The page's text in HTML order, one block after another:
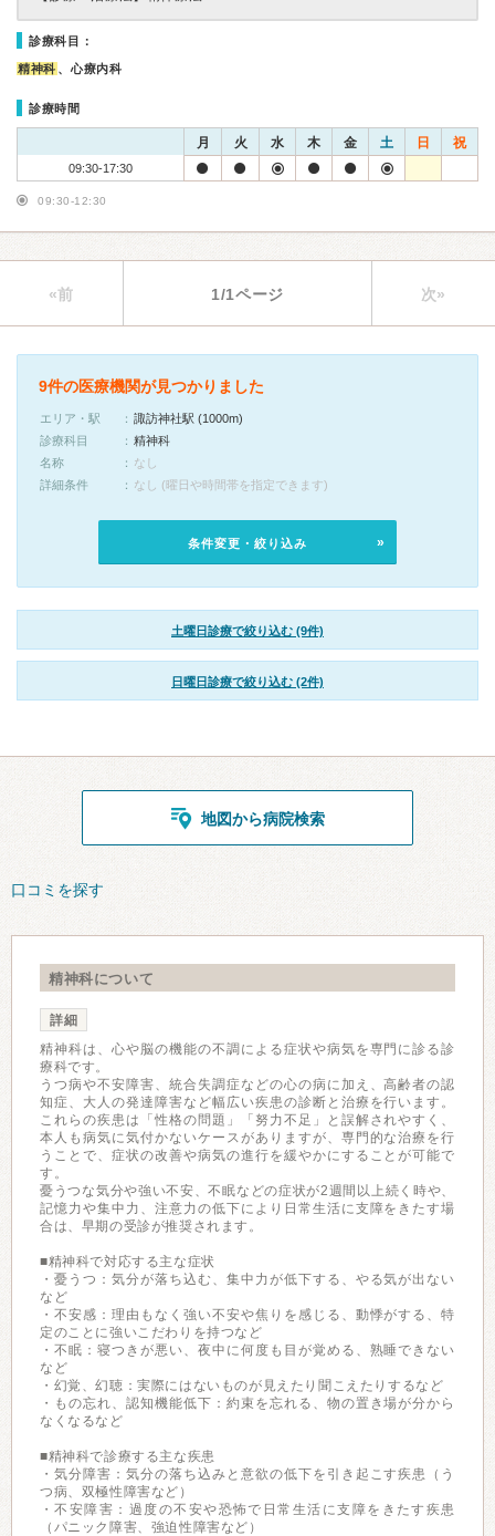
診療科目：
精神科 、心療内科
診療時間
月 火 水 木 金 土 日 祝
09:30-17:30
09:30-12:30
«前 1/1ページ 次»
9件の医療機関が見つかりました
エリア・駅
諏訪神社駅 (1000m)
診療科目
精神科
名称
なし
詳細条件
なし (曜日や時間帯を指定できます)
条件変更・絞り込み
土曜日診療で絞り込む (9件)
日曜日診療で絞り込む (2件)
地図から病院検索
口コミを探す
精神科について
詳細
精神科は、心や脳の機能の不調による症状や病気を専門に診る診
療科です。
うつ病や不安障害、統合失調症などの心の病に加え、高齢者の認
知症、大人の発達障害など幅広い疾患の診断と治療を行います。
これらの疾患は「性格の問題」「努力不足」と誤解されやすく、
本人も病気に気付かないケースがありますが、専門的な治療を行
うことで、症状の改善や病気の進行を緩やかにすることが可能で
す。
憂うつな気分や強い不安、不眠などの症状が2週間以上続く時や、
記憶力や集中力、注意力の低下により日常生活に支障をきたす場
合は、早期の受診が推奨されます。
■精神科で対応する主な症状
・憂うつ：気分が落ち込む、集中力が低下する、やる気が出ない
など
・不安感：理由もなく強い不安や焦りを感じる、動悸がする、特
定のことに強いこだわりを持つなど
・不眠：寝つきが悪い、夜中に何度も目が覚める、熟睡できない
など
・幻覚、幻聴：実際にはないものが見えたり聞こえたりするなど
・もの忘れ、認知機能低下：約束を忘れる、物の置き場が分から
なくなるなど
■精神科で診療する主な疾患
・気分障害：気分の落ち込みと意欲の低下を引き起こす疾患（う
つ病、双極性障害など）
・不安障害：過度の不安や恐怖で日常生活に支障をきたす疾患
（パニック障害、強迫性障害など）